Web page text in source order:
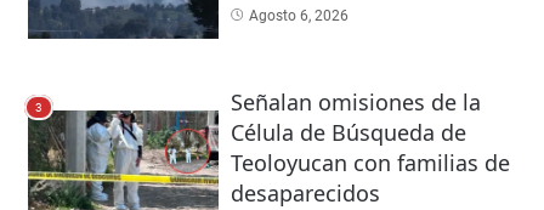
Agosto 6, 2026
3
Señalan omisiones de la
Célula de Búsqueda de
Teoloyucan con familias de
desaparecidos